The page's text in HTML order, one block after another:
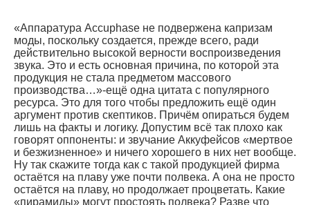
«Аппаратура Accuphase не подвержена капризам
моды, поскольку создается, прежде всего, ради
действительно высокой верности воспроизведения
звука. Это и есть основная причина, по которой эта
продукция не стала предметом массового
производства…»-ещё одна цитата с популярного
ресурса. Это для того чтобы предложить ещё один
аргумент против скептиков. Причём опираться будем
лишь на факты и логику. Допустим всё так плохо как
говорят оппоненты: и звучание Аккуфейсов «мертвое
и безжизненное» и ничего хорошего в них нет вообще.
Ну так скажите тогда как с такой продукцией фирма
остаётся на плаву уже почти полвека. А она не просто
остаётся на плаву, но продолжает процветать. Какие
«пирамиды» могут простоять полвека? Разве что